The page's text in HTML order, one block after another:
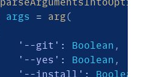
parseArgumentsIntoOptions
args = arg(
'--git' : Boolean ,
'--yes' : Boolean ,
'--install' : Boolean